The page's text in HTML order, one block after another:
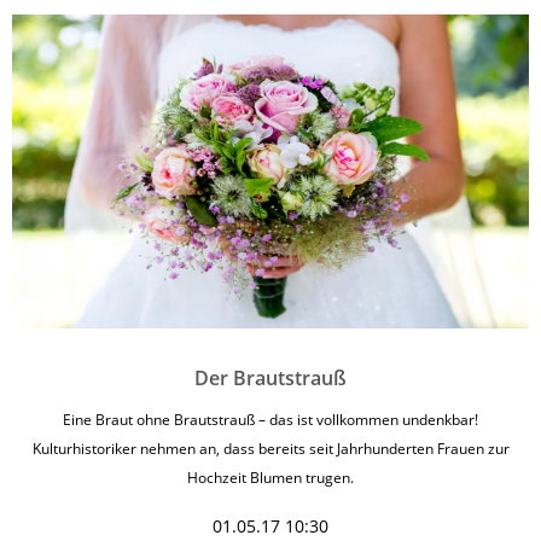
Der Brautstrauß
Eine Braut ohne Brautstrauß – das ist vollkommen undenkbar!
Kulturhistoriker nehmen an, dass bereits seit Jahrhunderten Frauen zur
Hochzeit Blumen trugen.
01.05.17 10:30